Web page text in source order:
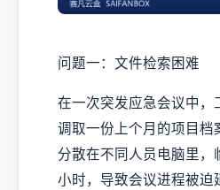
问题一：文件检索困难
在一次突发应急会议中，
调取一份上个月的项目档
分散在不同人员电脑里，
小时，导致会议进程被迫